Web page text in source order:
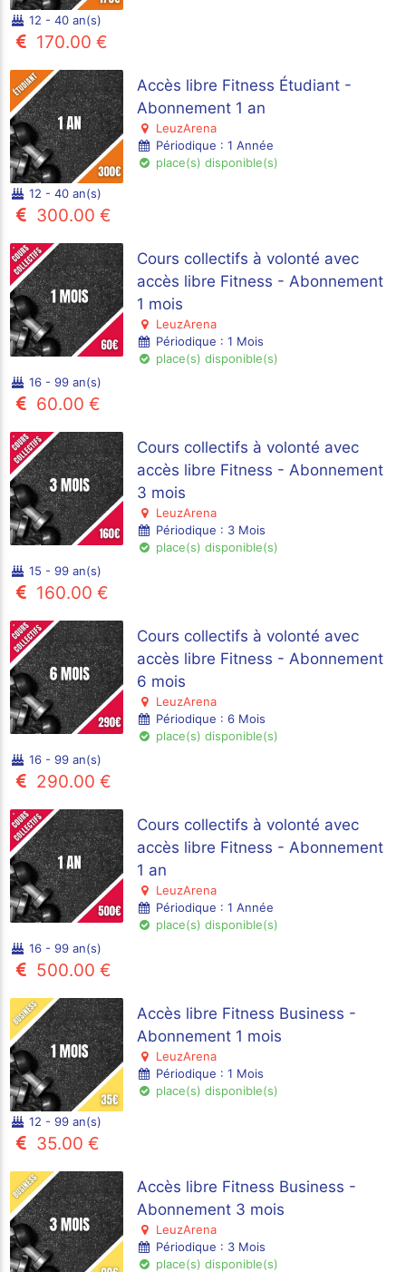
12 - 40 an(s)
170.00 €
Accès libre Fitness Étudiant -
Abonnement 1 an
LeuzArena
Périodique : 1 Année
place(s) disponible(s)
12 - 40 an(s)
300.00 €
Cours collectifs à volonté avec
accès libre Fitness - Abonnement
1 mois
LeuzArena
Périodique : 1 Mois
place(s) disponible(s)
16 - 99 an(s)
60.00 €
Cours collectifs à volonté avec
accès libre Fitness - Abonnement
3 mois
LeuzArena
Périodique : 3 Mois
place(s) disponible(s)
15 - 99 an(s)
160.00 €
Cours collectifs à volonté avec
accès libre Fitness - Abonnement
6 mois
LeuzArena
Périodique : 6 Mois
place(s) disponible(s)
16 - 99 an(s)
290.00 €
Cours collectifs à volonté avec
accès libre Fitness - Abonnement
1 an
LeuzArena
Périodique : 1 Année
place(s) disponible(s)
16 - 99 an(s)
500.00 €
Accès libre Fitness Business -
Abonnement 1 mois
LeuzArena
Périodique : 1 Mois
place(s) disponible(s)
12 - 99 an(s)
35.00 €
Accès libre Fitness Business -
Abonnement 3 mois
LeuzArena
Périodique : 3 Mois
place(s) disponible(s)